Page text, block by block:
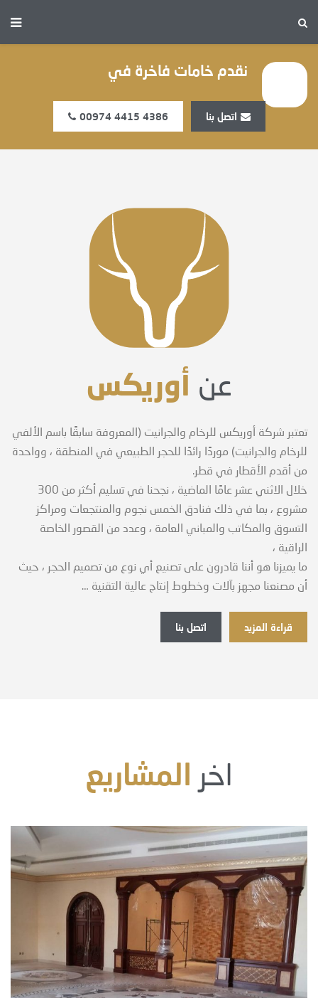
نقدم خامات فاخرة في
اتصل بنا 00974 4415 4386
عن أوريكس
تعتبر شركة أوريكس للرخام والجرانيت (المعروفة سابقًا باسم الألفي
للرخام والجرانيت) موردًا رائدًا للحجر الطبيعي في المنطقة ، وواحدة
من أقدم الأقطار في قطر.
خلال الاثني عشر عامًا الماضية ، نجحنا في تسليم أكثر من 300
مشروع ، بما في ذلك فنادق الخمس نجوم والمنتجعات ومراكز
التسوق والمكاتب والمباني العامة ، وعدد من القصور الخاصة
الراقية ،
ما يميزنا هو أننا قادرون على تصنيع أي نوع من تصميم الحجر ، حيث
أن مصنعنا مجهز بآلات وخطوط إنتاج عالية التقنية …
قراءة المزيد اتصل بنا
اخر المشاريع